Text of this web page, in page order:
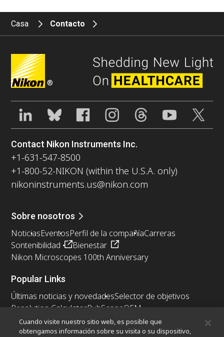
Casa Contacto
®
Contact Nikon Instruments Inc.
+1-631-547-8500
+1-800-52-NIKON (within the U.S.A. only)
nikoninstruments.us@nikon.com
Sobre nosotros
NoticiasEventosPerfil de la compañíaCarreras
Sontenibilidad
Bienestar
Nikon Microscopes 100th Anniversary
Popular Links
Últimas noticias y novedadesSelector de objetivos
Resolution CalculatorPubScopeOEM
Nikon Small World
MicroscopyU
Cuando visite nuestro sitio web, es posible que
obtengamos información sobre su visita o su dispositivo,